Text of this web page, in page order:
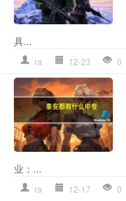
具...
ra 12-23 0
业：...
ra 12-17 0